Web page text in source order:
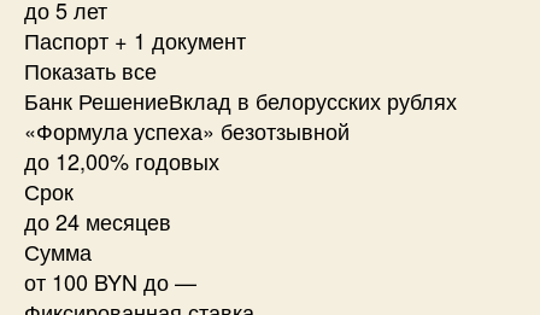
до 5 лет
Паспорт + 1 документ
Показать все
Банк РешениеВклад в белорусских рублях
«Формула успеха» безотзывной
до 12,00% годовых
Срок
до 24 месяцев
Сумма
от 100 BYN до —